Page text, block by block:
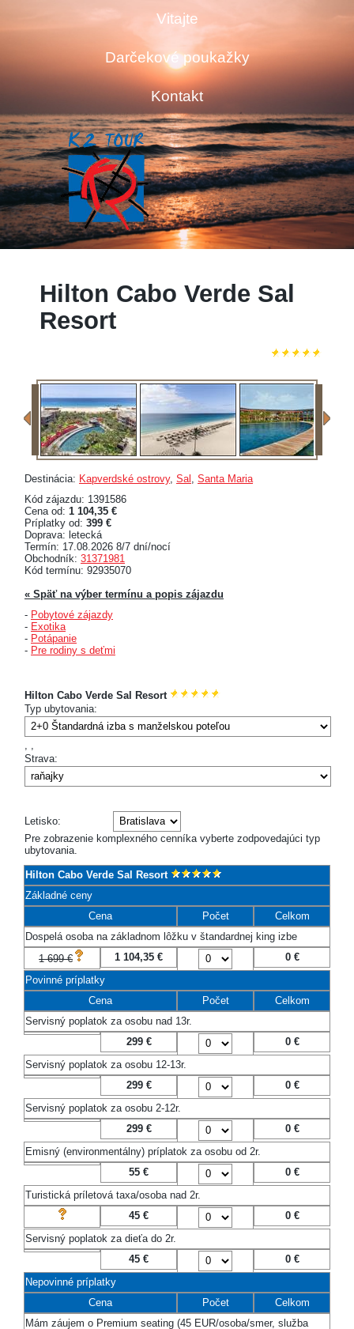
Vitajte
Darčekové poukažky
Kontakt
Hilton Cabo Verde Sal
Resort
Destinácia: Kapverdské ostrovy, Sal , Santa Maria
Kód zájazdu: 1391586
Cena od: 1 104,35 €
Príplatky od: 399 €
Doprava: letecká
Termín: 17.08.2026 8/7 dní/nocí
Obchodník: 31371981
Kód termínu: 92935070
« Späť na výber termínu a popis zájazdu
- Pobytové zájazdy
- Exotika
- Potápanie
- Pre rodiny s deťmi
Hilton Cabo Verde Sal Resort
Typ ubytovania:
, ,
Strava:
Letisko:
Pre zobrazenie komplexného cenníka vyberte zodpovedajúci typ
ubytovania.
Hilton Cabo Verde Sal Resort
Základné ceny
Cena
Počet
Celkom
Dospelá osoba na základnom lôžku v štandardnej king izbe
1 699 €
1 104,35 € 0€
Povinné príplatky
Cena
Počet
Celkom
Servisný poplatok za osobu nad 13r.
299 €
0€
Servisný poplatok za osobu 12-13r.
299 €
0€
Servisný poplatok za osobu 2-12r.
299 €
0€
Emisný (environmentálny) príplatok za osobu od 2r.
55 €
0€
Turistická príletová taxa/osoba nad 2r.
45 €
0€
Servisný poplatok za dieťa do 2r.
45 €
0€
Nepovinné príplatky
Cena
Počet
Celkom
Mám záujem o Premium seating (45 EUR/osoba/smer, služba